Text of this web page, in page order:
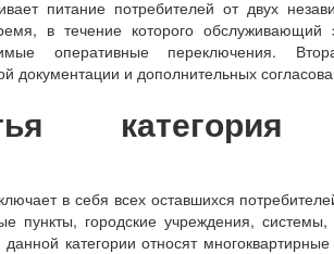
питание потребителей от двух
в течение которого обслуживающий
оперативные переключения.
документации и дополнительных
категория
в себя всех оставшихся
пункты, городские учреждения,
категории относят